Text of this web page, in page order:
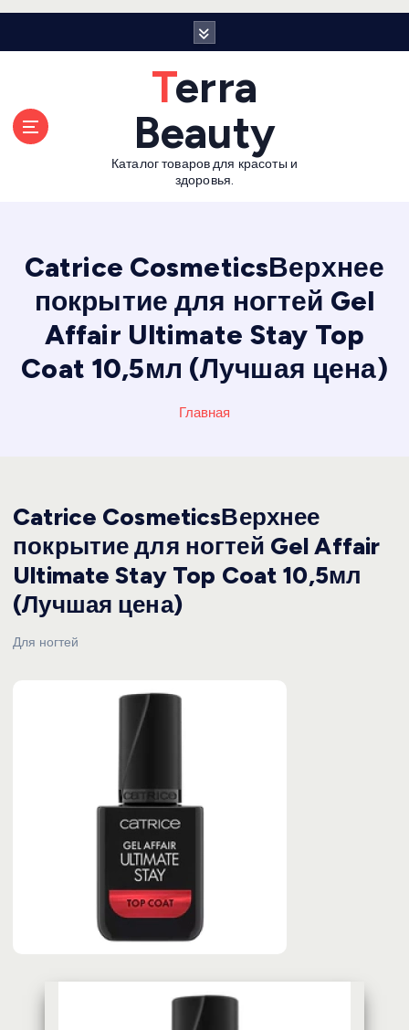
Terra
Beauty
Каталог товаров для красоты и
здоровья.
Catrice CosmeticsВерхнее
покрытие для ногтей Gel
Affair Ultimate Stay Top
Coat 10,5мл (Лучшая цена)
Главная
Catrice CosmeticsВерхнее
покрытие для ногтей Gel Affair
Ultimate Stay Top Coat 10,5мл
(Лучшая цена)
Для ногтей